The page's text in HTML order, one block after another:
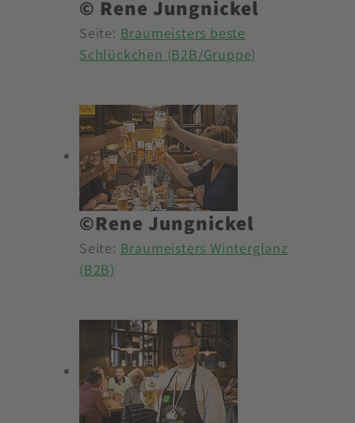
© Rene Jungnickel
Seite: Braumeisters beste
Schlückchen (B2B/Gruppe)
©Rene Jungnickel
Seite: Braumeisters Winterglanz
(B2B)